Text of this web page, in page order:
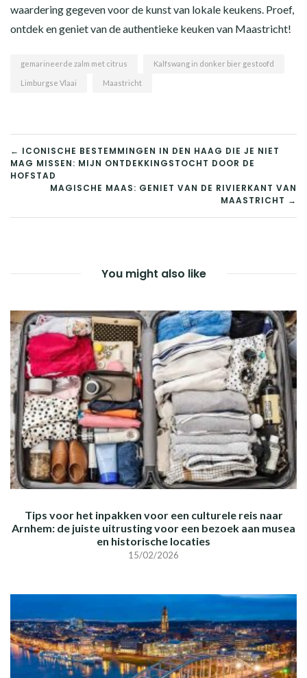
waardering gegeven voor de kunst van lokale keukens. Proef,
ontdek en geniet van de authentieke keuken van Maastricht!
gemarineerde zalm met citrus Kalfswang in donker bier gestoofd
Limburgse Vlaai Maastricht
BERICHT
NAVIGATIE
← ICONISCHE BESTEMMINGEN IN DEN HAAG DIE JE NIET
MAG MISSEN: MIJN ONTDEKKINGSTOCHT DOOR DE
HOFSTAD
MAGISCHE MAAS: GENIET VAN DE RIVIERKANT VAN
MAASTRICHT →
You might also like
Tips voor het inpakken voor een culturele reis naar
Arnhem: de juiste uitrusting voor een bezoek aan musea
en historische locaties
15/02/2026